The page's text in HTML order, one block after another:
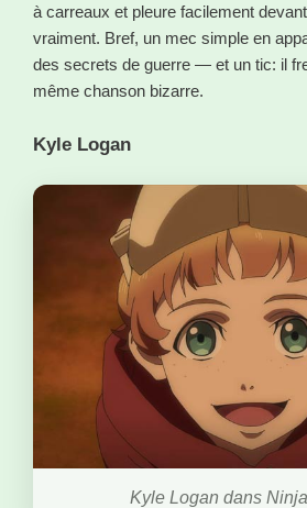
à carreaux et pleure facilement
vraiment. Bref, un mec simple en
des secrets de guerre — et un tic: il
même chanson bizarre.
Kyle Logan
Kyle Logan dans